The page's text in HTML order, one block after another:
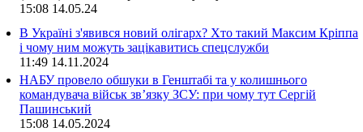
15:08 14.05.24
В Україні з'явився новий олігарх? Хто такий Максим Кріппа
і чому ним можуть зацікавитись спецслужби
11:49 14.11.2024
НАБУ провело обшуки в Генштабі та у колишнього
командувача військ зв’язку ЗСУ: при чому тут Сергій
Пашинський
15:08 14.05.2024